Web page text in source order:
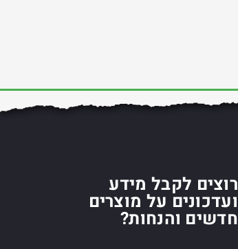
רוצים לקבל מידע
ועדכונים על מוצרים
חדשים והנחות?